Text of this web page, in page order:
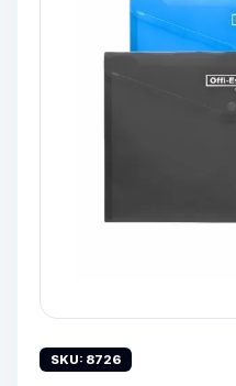
SKU: 8726